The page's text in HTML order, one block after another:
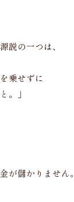
説の一つは、
乗せずに
。」
が儲かりません。